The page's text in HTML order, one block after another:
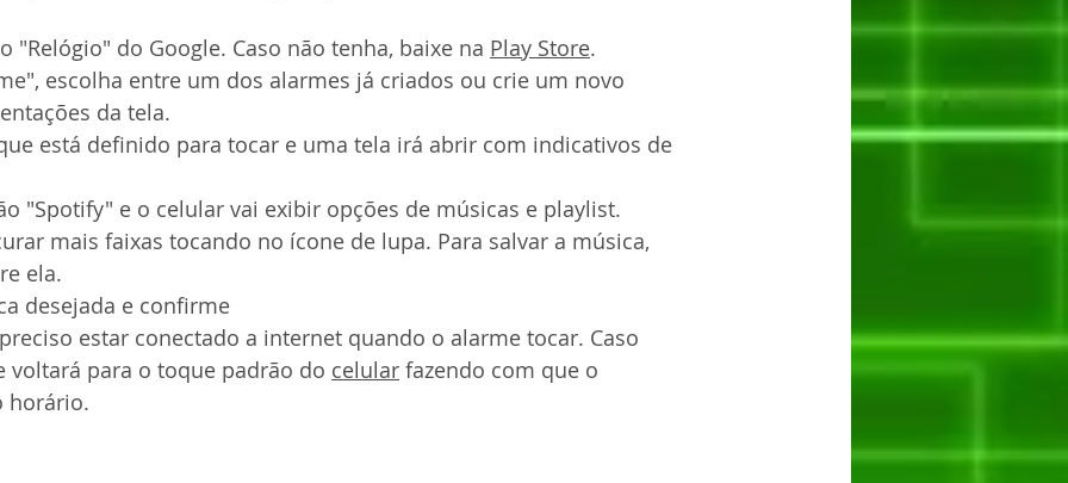
"Relógio" do Google. Caso não tenha, baixe na Play Store.
escolha entre um dos alarmes já criados ou crie um novo
da tela.
está definido para tocar e uma tela irá abrir com indicativos de
"Spotify" e o celular vai exibir opções de músicas e playlist.
mais faixas tocando no ícone de lupa. Para salvar a música,
ela.
desejada e confirme
estar conectado a internet quando o alarme tocar. Caso
voltará para o toque padrão do celular fazendo com que o
horário.